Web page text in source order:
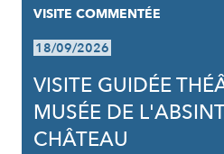
VISITE COMMENTÉE
18/09/2026
VISITE GUIDÉE
MUSÉE DE
CHÂTEAU